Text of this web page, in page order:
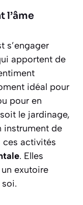
l’âme
s’engager
apportent de
idéal pour
pour en
le jardinage,
instrument de
ces activités
. Elles
exutoire